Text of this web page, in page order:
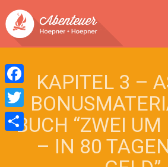
EVENTS
ABENTEUER
KAPITEL 3 –
BUCH “ZWEI UM
– IN 80
Facebook
Twitter